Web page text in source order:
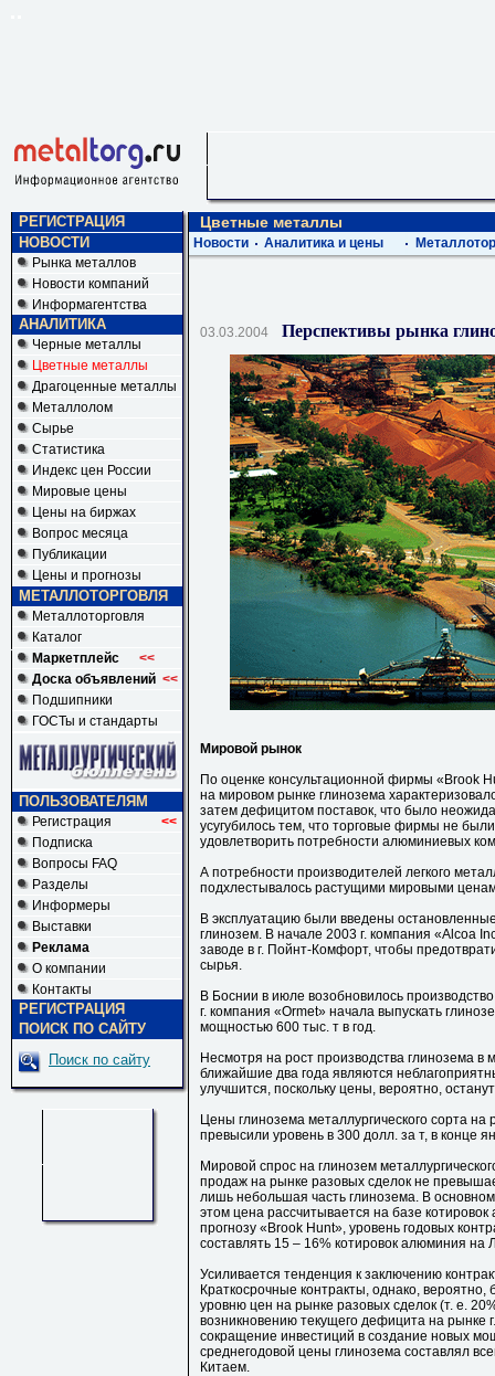
РЕГИСТРАЦИЯ
НОВОСТИ
Рынка металлов
Новости компаний
Информагентства
АНАЛИТИКА
Черные металлы
Цветные металлы
Драгоценные металлы
Металлолом
Сырье
Статистика
Индекс цен России
Мировые цены
Цены на биржах
Вопрос месяца
Публикации
Цены и прогнозы
МЕТАЛЛОТОРГОВЛЯ
Металлоторговля
Каталог
Маркетплейс
<<
Доска объявлений <<
Подшипники
ГОСТы и стандарты
ПОЛЬЗОВАТЕЛЯМ
Регистрация <<
Подписка
Вопросы FAQ
Разделы
Информеры
Выставки
Реклама
О компании
Контакты
РЕГИСТРАЦИЯ
ПОИСК ПО САЙТУ
Поиск по сайту
Цветные металлы
Новости Аналитика и цены
03.03.2004 Перспективы рынка
Мировой рынок
По оценке консультационной фирмы «Brook
на мировом рынке глинозема
затем дефицитом поставок, что было
усугубилось тем, что торговые фирмы не
удовлетворить потребности алюминиевых
А потребности производителей легкого
подхлестывалось растущими мировыми
В эксплуатацию были введены
глинозем. В начале 2003 г. компания «Alcoa
заводе в г. Пойнт-Комфорт, чтобы
сырья.
В Боснии в июле возобновилось
г. компания «Ormet» начала выпускать
мощностью 600 тыс. т в год.
Несмотря на рост производства глинозема
ближайшие два года являются
улучшится, поскольку цены, вероятно,
Цены глинозема металлургического сорта на
превысили уровень в 300 долл. за т, в конце
Мировой спрос на глинозем
продаж на рынке разовых сделок не
лишь небольшая часть глинозема. В
этом цена рассчитывается на базе
прогнозу «Brook Hunt», уровень годовых
составлять 15 – 16% котировок алюминия на
Усиливается тенденция к заключению
Краткосрочные контракты, однако,
уровню цен на рынке разовых сделок (т. е.
возникновению текущего дефицита на рынке
сокращение инвестиций в создание новых
среднегодовой цены глинозема составлял
Китаем.